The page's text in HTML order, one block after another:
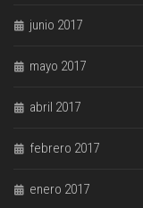
junio 2017
mayo 2017
abril 2017
febrero 2017
enero 2017